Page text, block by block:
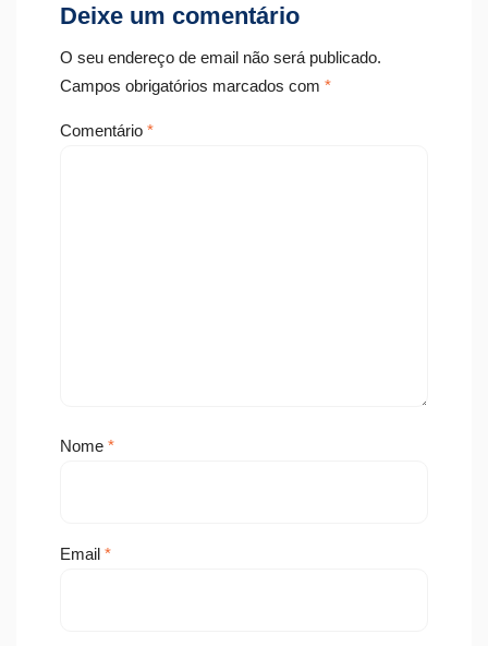
Deixe um comentário
O seu endereço de email não será publicado.
Campos obrigatórios marcados com *
Comentário *
Nome *
Email *